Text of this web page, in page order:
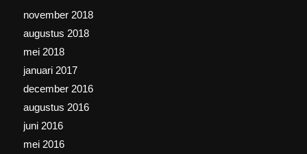
november 2018
augustus 2018
mei 2018
januari 2017
december 2016
augustus 2016
juni 2016
mei 2016